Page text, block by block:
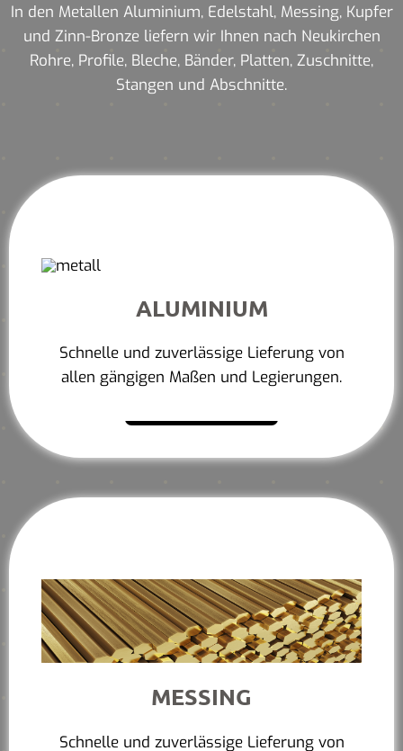
In den Metallen Aluminium, Edelstahl, Messing, Kupfer
und Zinn-Bronze liefern wir Ihnen nach Neukirchen
Rohre, Profile, Bleche, Bänder, Platten, Zuschnitte,
Stangen und Abschnitte.
ALUMINIUM
Schnelle und zuverlässige Lieferung von
allen gängigen Maßen und Legierungen.
MESSING
Schnelle und zuverlässige Lieferung von